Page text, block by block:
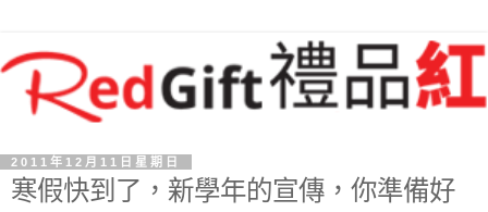
2011年12月11日星期日
寒假快到了，新學年的宣傳，你準備好